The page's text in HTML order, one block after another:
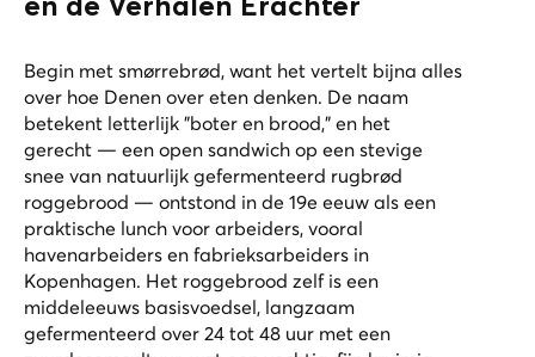
en de Verhalen Erachter
Begin met smørrebrød, want het vertelt bijna alles
over hoe Denen over eten denken. De naam
betekent letterlijk "boter en brood," en het
gerecht — een open sandwich op een stevige
snee van natuurlijk gefermenteerd rugbrød
roggebrood — ontstond in de 19e eeuw als een
praktische lunch voor arbeiders, vooral
havenarbeiders en fabrieksarbeiders in
Kopenhagen. Het roggebrood zelf is een
middeleeuws basisvoedsel, langzaam
gefermenteerd over 24 tot 48 uur met een